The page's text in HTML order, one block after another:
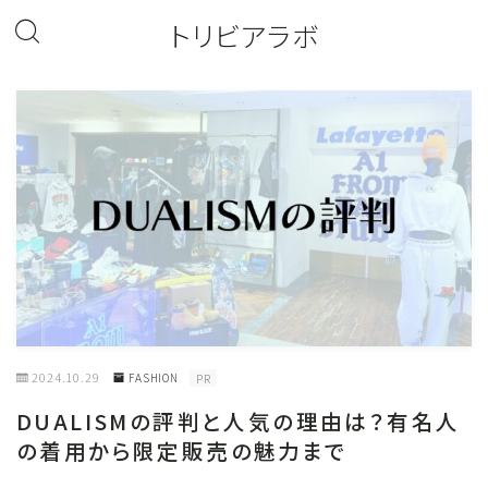
トリビアラボ
2024.10.29 FASHION PR
DUALISMの評判と人気の理由は？有名人
の着用から限定販売の魅力まで